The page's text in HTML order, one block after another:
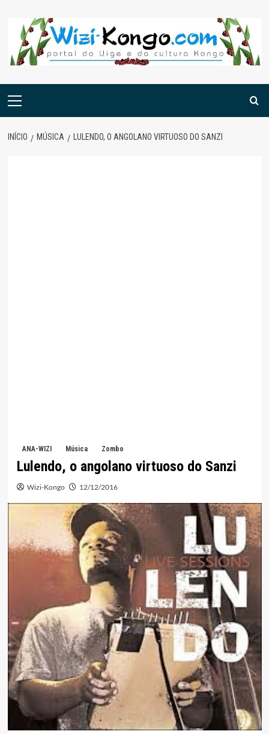
content
Menu
INÍCIO MÚSICA LULENDO, O ANGOLANO VIRTUOSO DO SANZI
ANA-WIZI Música Zombo
Lulendo, o angolano virtuoso do Sanzi
Wizi-Kongo 12/12/2016